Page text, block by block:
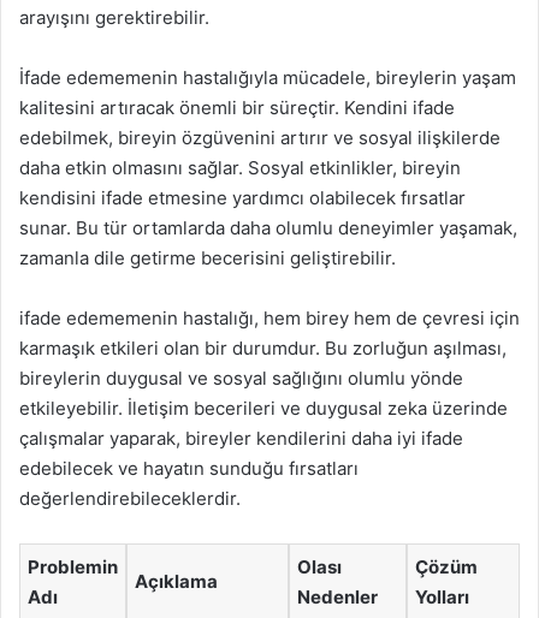
arayışını gerektirebilir.
İfade edememenin hastalığıyla mücadele, bireylerin yaşam
kalitesini artıracak önemli bir süreçtir. Kendini ifade
edebilmek, bireyin özgüvenini artırır ve sosyal ilişkilerde
daha etkin olmasını sağlar. Sosyal etkinlikler, bireyin
kendisini ifade etmesine yardımcı olabilecek fırsatlar
sunar. Bu tür ortamlarda daha olumlu deneyimler yaşamak,
zamanla dile getirme becerisini geliştirebilir.
ifade edememenin hastalığı, hem birey hem de çevresi için
karmaşık etkileri olan bir durumdur. Bu zorluğun aşılması,
bireylerin duygusal ve sosyal sağlığını olumlu yönde
etkileyebilir. İletişim becerileri ve duygusal zeka üzerinde
çalışmalar yaparak, bireyler kendilerini daha iyi ifade
edebilecek ve hayatın sunduğu fırsatları
değerlendirebileceklerdir.
Problemin
Adı
Açıklama
Olası
Nedenler
Çözüm
Yolları